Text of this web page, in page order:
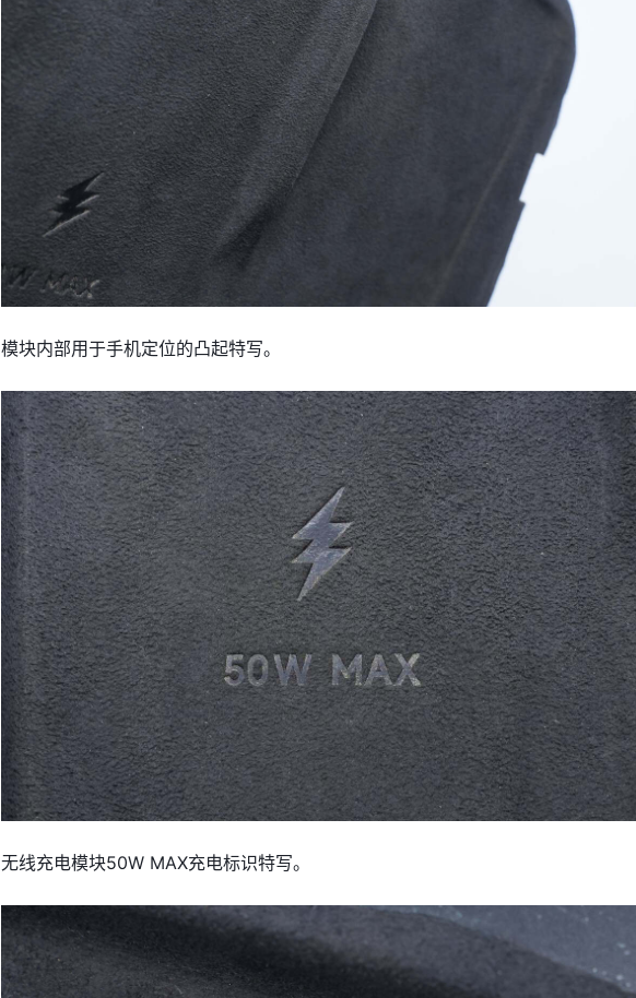
模块内部用于手机定位的凸起特写。
无线充电模块50W MAX充电标识特写。